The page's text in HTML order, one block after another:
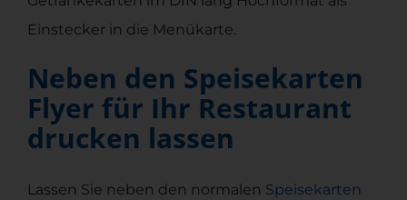
Einstecker in die Menükarte.
Neben den Speisekarten
Flyer für Ihr Restaurant
drucken lassen
Lassen Sie neben den normalen Speisekarten